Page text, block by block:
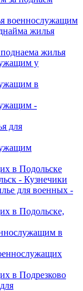
военнослужащим
жилья
жилья
у
в
-
для
в Подольске
- Кузнечики
для военных -
в Подольске,
в
в Подрезково